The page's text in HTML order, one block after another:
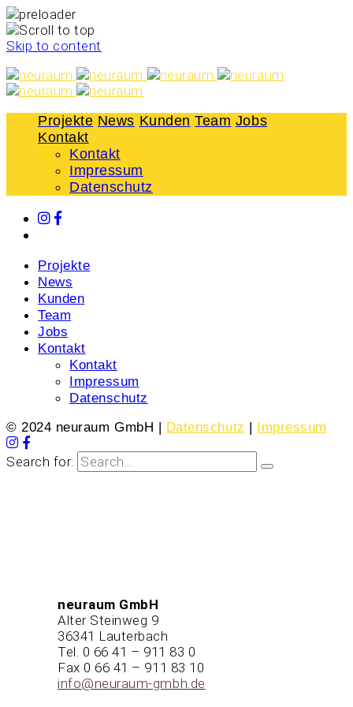
Skip to content
Projekte News Kunden Team Jobs
Kontakt
Kontakt
Impressum
Datenschutz
Projekte
News
Kunden
Team
Jobs
Kontakt
Kontakt
Impressum
Datenschutz
© 2024 neuraum GmbH | Datenschutz | Impressum
Search for:
neuraum GmbH
Alter Steinweg 9
36341 Lauterbach
Tel. 0 66 41 – 911 83 0
Fax 0 66 41 – 911 83 10
info@neuraum-gmbh.de